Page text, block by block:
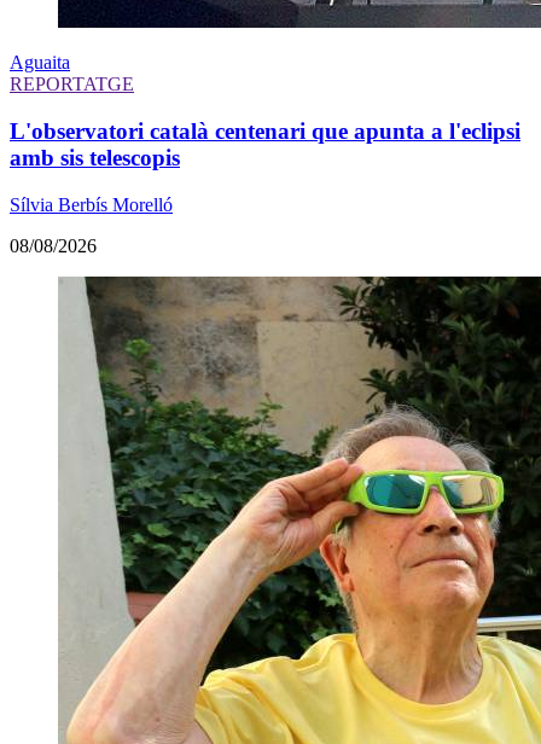
Aguaita
REPORTATGE
L'observatori català centenari que apunta a l'eclipsi
amb sis telescopis
Sílvia Berbís Morelló
08/08/2026